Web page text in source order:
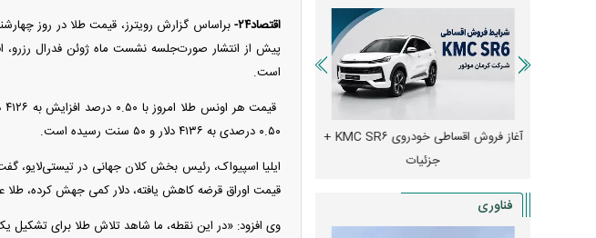
اقتصاد۲۴-
براساس گزارش رویترز، قیمت طلا در روز
پیش از انتشار صورت‌جلسه نشست ماه ژوئن فدرال رزرو،
است.
۰.۵۰ درصدی به ۴۱۳۶ دلار و ۵۰ سنت رسیده است.
قیمت اوراق قرضه کاهش یافته، دلار کمی جهش کرده،
وی افزود: «در این نقطه، ما شاهد تلاش طلا برای
آغاز فروش اقساطی خودروی KMC SR۶ +
جزئیات
چرا با کاهش نرخ ارز، قیمت خودرو گران
می‌شود؟ / جهش بزرگ در راه است یا ریزش
بازار؟
آغاز فروش نقدی با
+
فناوری